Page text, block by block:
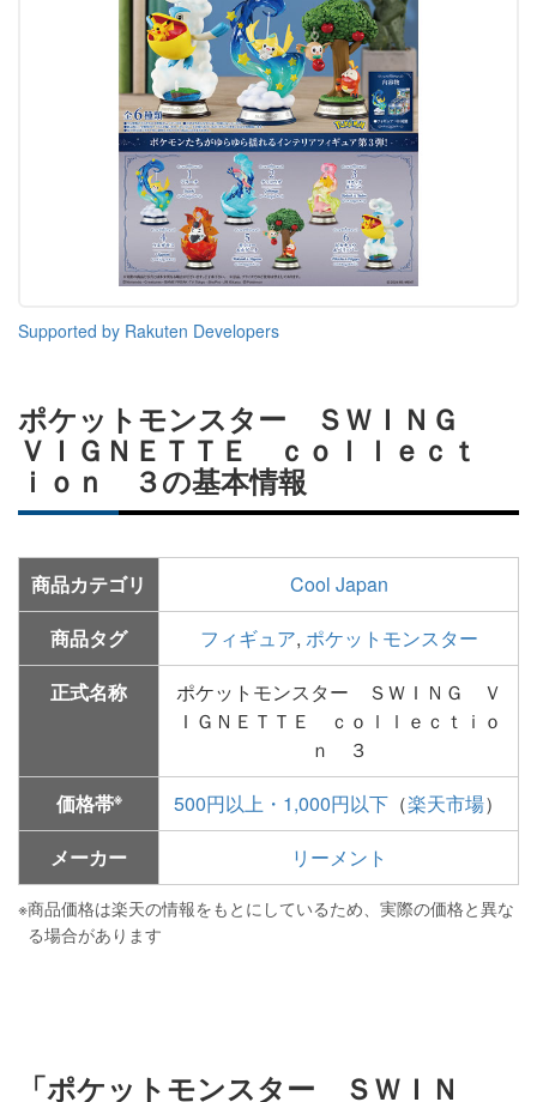
Supported by Rakuten Developers
ポケットモンスター ＳＷＩＮＧ
ＶＩＧＮＥＴＴＥ ｃｏｌｌｅｃｔ
ｉｏｎ ３の基本情報
商品カテゴリ
Cool Japan
商品タグ
フィギュア, ポケットモンスター
正式名称
ポケットモンスター ＳＷＩＮＧ Ｖ
ＩＧＮＥＴＴＥ ｃｏｌｌｅｃｔｉｏ
ｎ ３
価格帯※ 500円以上・1,000円以下 （楽天市場）
メーカー
リーメント
※商品価格は楽天の情報をもとにしているため、実際の価格と異な
る場合があります
「ポケットモンスター ＳＷＩＮ